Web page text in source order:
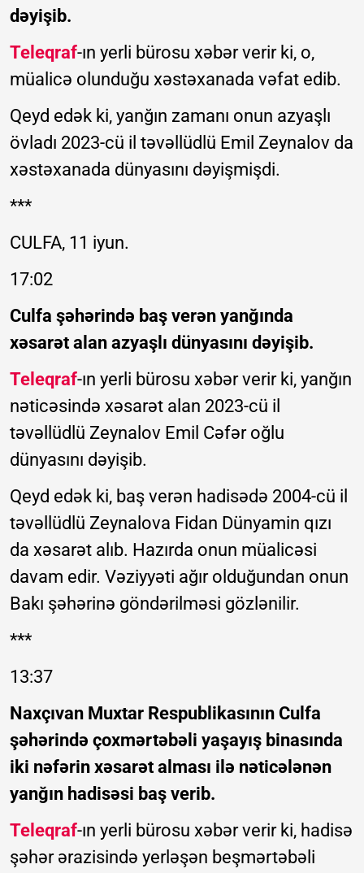
dəyişib.
Teleqraf-ın yerli bürosu xəbər verir ki, o,
müalicə olunduğu xəstəxanada vəfat edib.
Qeyd edək ki, yanğın zamanı onun azyaşlı
övladı 2023-cü il təvəllüdlü Emil Zeynalov da
xəstəxanada dünyasını dəyişmişdi.
***
CULFA, 11 iyun.
17:02
Culfa şəhərində baş verən yanğında
xəsarət alan azyaşlı dünyasını dəyişib.
Teleqraf-ın yerli bürosu xəbər verir ki, yanğın
nəticəsində xəsarət alan 2023-cü il
təvəllüdlü Zeynalov Emil Cəfər oğlu
dünyasını dəyişib.
Qeyd edək ki, baş verən hadisədə 2004-cü il
təvəllüdlü Zeynalova Fidan Dünyamin qızı
da xəsarət alıb. Hazırda onun müalicəsi
davam edir. Vəziyyəti ağır olduğundan onun
Bakı şəhərinə göndərilməsi gözlənilir.
***
13:37
Naxçıvan Muxtar Respublikasının Culfa
şəhərində çoxmərtəbəli yaşayış binasında
iki nəfərin xəsarət alması ilə nəticələnən
yanğın hadisəsi baş verib.
Teleqraf-ın yerli bürosu xəbər verir ki, hadisə
şəhər ərazisində yerləşən beşmərtəbəli